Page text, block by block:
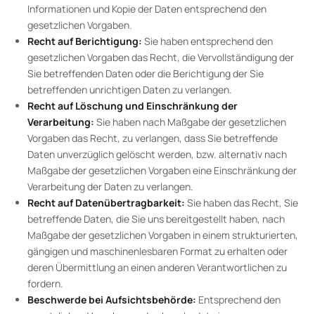
Informationen und Kopie der Daten entsprechend den
gesetzlichen Vorgaben.
Recht auf Berichtigung: Sie haben entsprechend den
gesetzlichen Vorgaben das Recht, die Vervollständigung der
Sie betreffenden Daten oder die Berichtigung der Sie
betreffenden unrichtigen Daten zu verlangen.
Recht auf Löschung und Einschränkung der
Verarbeitung: Sie haben nach Maßgabe der gesetzlichen
Vorgaben das Recht, zu verlangen, dass Sie betreffende
Daten unverzüglich gelöscht werden, bzw. alternativ nach
Maßgabe der gesetzlichen Vorgaben eine Einschränkung der
Verarbeitung der Daten zu verlangen.
Recht auf Datenübertragbarkeit: Sie haben das Recht, Sie
betreffende Daten, die Sie uns bereitgestellt haben, nach
Maßgabe der gesetzlichen Vorgaben in einem strukturierten,
gängigen und maschinenlesbaren Format zu erhalten oder
deren Übermittlung an einen anderen Verantwortlichen zu
fordern.
Beschwerde bei Aufsichtsbehörde: Entsprechend den